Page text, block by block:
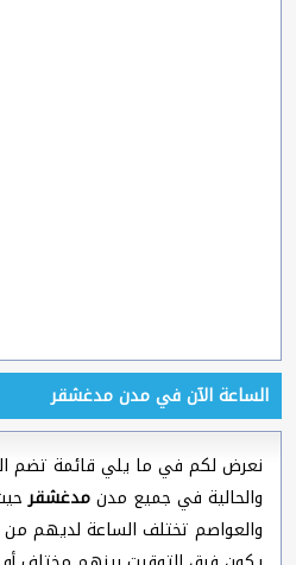
الساعة الآن في مدن مدغشقر
نعرض لكم في ما يلي قائمة تضم
والحالية في جميع مدنمدغشقر
والعواصم تختلف الساعة لديهم من